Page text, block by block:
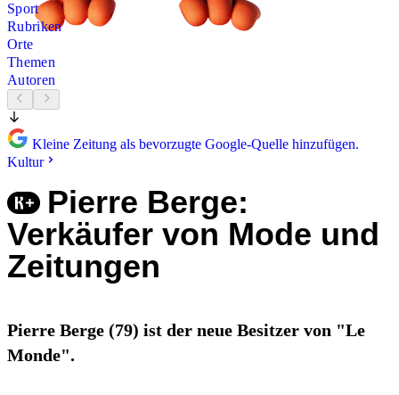
Sport
Rubriken
Orte
Themen
Autoren
Kleine Zeitung als bevorzugte Google-Quelle hinzufügen.
Kultur
Pierre Berge:
Verkäufer von Mode und
Zeitungen
Pierre Berge (79) ist der neue Besitzer von "Le
Monde".